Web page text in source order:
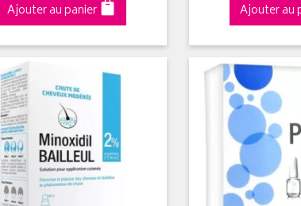
Ajouter au panier Ajouter au